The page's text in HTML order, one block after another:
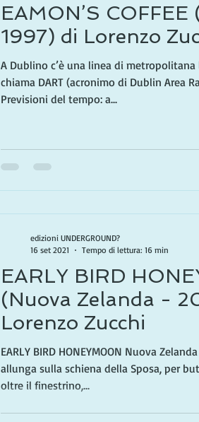
EAMON’S
1997) di Lorenzo
A Dublino c’è una linea di metropolitana
chiama DART (acronimo di Dublin Area
Previsioni del tempo: a...
EARLY BIRD
(Nuova Zelanda -
Lorenzo Zucchi
EARLY BIRD HONEYMOON Nuova
allunga sulla schiena della Sposa, per
oltre il finestrino,...
edizioni UNDERGROUND?
16 set 2021
Tempo di lettura: 16 min